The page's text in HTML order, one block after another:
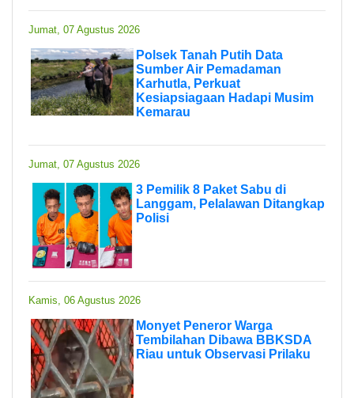
Jumat, 07 Agustus 2026
Polsek Tanah Putih Data
Sumber Air Pemadaman
Karhutla, Perkuat
Kesiapsiagaan Hadapi Musim
Kemarau
Jumat, 07 Agustus 2026
3 Pemilik 8 Paket Sabu di
Langgam, Pelalawan Ditangkap
Polisi
Kamis, 06 Agustus 2026
Monyet Peneror Warga
Tembilahan Dibawa BBKSDA
Riau untuk Observasi Prilaku